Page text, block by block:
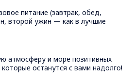
питание (завтрак, обед,
второй ужин — как в лучшие
атмосферу и море позитивных
останутся с вами надолго!